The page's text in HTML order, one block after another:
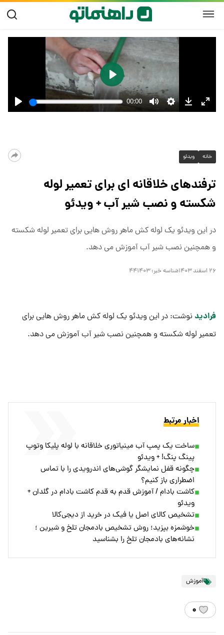
خانه ویدئو
ترفندهای خلاقانه ای برای تعمیر لوله
شکسته و نصب شیر آب + ویدئو
در این ویدئو یک لوله کش ماهر روش هایی برای تعمیر لوله شکسته
و همچنین نصب شیر آب آموزش می دهد.
۲۶ اسفند ۱۴۰۳ شناسه خبر:۴۴۱۴۰۳
فرادید نوشت: در این ویدئو یک لوله کش ماهر روش هایی برای
تعمیر لوله شکسته و همچنین نصب شیر آب آموزش می دهد.
اخبار مرتبط
ساخت یک پمپ آب مینیاتوری خلاقانه با لوله پلیکا وتوپ
پینگ پنگ! + ویدئو
چگونه قفل نمایشگر گوشی‌های اندرویدی را با تماس
اضطراری باز کنیم؟
کاشت بادام / آموزش قدم به قدم کاشت بادام در گلدان +
ویدئو
تشخیص کالای اصل یا فیک در خرید از دیجی‌کالا
خوشمزه بپزید؛ روش تشخیص بادمجان تلخ و شیرین ؛
نشانه‌های بادمجان تلخ را بشناسید
آموزش
۰